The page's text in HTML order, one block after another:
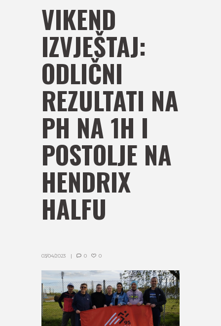
VIKEND
IZVJEŠTAJ:
ODLIČNI
REZULTATI NA
PH NA 1H I
POSTOLJE NA
HENDRIX
HALFU
03/04/2023 0 0